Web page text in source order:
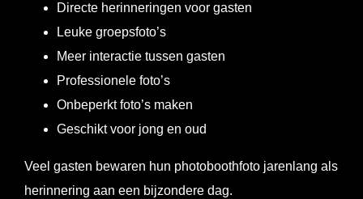
Directe herinneringen voor gasten
Leuke groepsfoto’s
Meer interactie tussen gasten
Professionele foto’s
Onbeperkt foto’s maken
Geschikt voor jong en oud
Veel gasten bewaren hun photoboothfoto jarenlang als
herinnering aan een bijzondere dag.